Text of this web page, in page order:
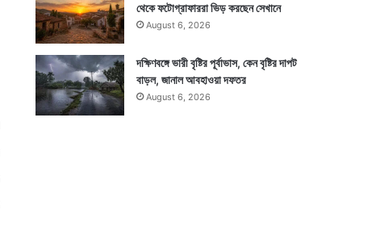
থেকে ফটোগ্রাফাররা ভিড় করছেন সেখানে
August 6, 2026
দক্ষিণবঙ্গে ভারী বৃষ্টির পূর্বাভাস, কেন বৃষ্টির দাপট
বাড়ল, জানাল আবহাওয়া দফতর
August 6, 2026